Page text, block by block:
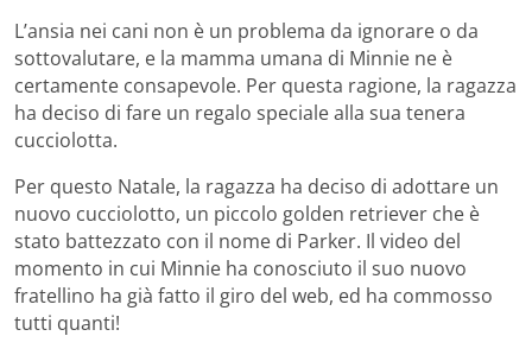
L’ansia nei cani non è un problema da ignorare o da
sottovalutare, e la mamma umana di Minnie ne è
certamente consapevole. Per questa ragione, la ragazza
ha deciso di fare un regalo speciale alla sua tenera
cucciolotta.
Per questo Natale, la ragazza ha deciso di adottare un
nuovo cucciolotto, un piccolo golden retriever che è
stato battezzato con il nome di Parker. Il video del
momento in cui Minnie ha conosciuto il suo nuovo
fratellino ha già fatto il giro del web, ed ha commosso
tutti quanti!